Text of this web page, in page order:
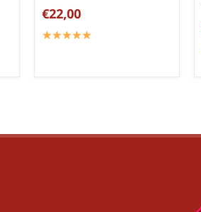
€22,00
☆☆☆☆☆
★★★★★